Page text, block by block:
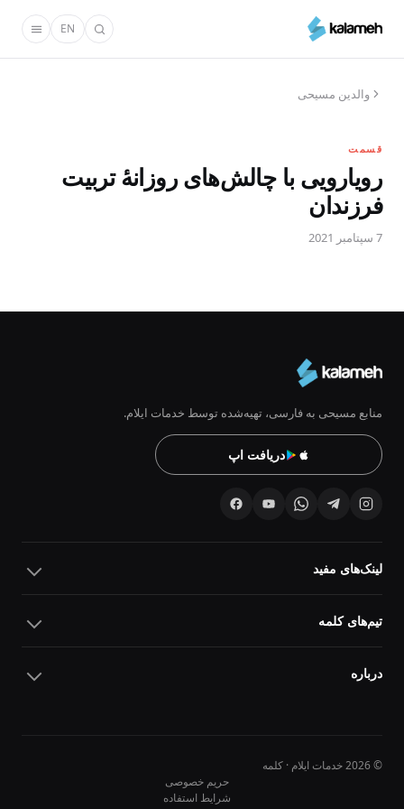
محتوای
EN
والدین مسیحی
قسمت
رویارویی با چالش‌‌های روزانهٔ تربیت
فرزندان
7 سپتامبر 2021
منابع مسیحی به فارسی، تهیه‌شده توسط خدمات ایلام.
دریافت اپ
لینک‌های مفید
تیم‌های کلمه
درباره
© 2026 خدمات ایلام · کلمه
حریم خصوصی
شرایط استفاده